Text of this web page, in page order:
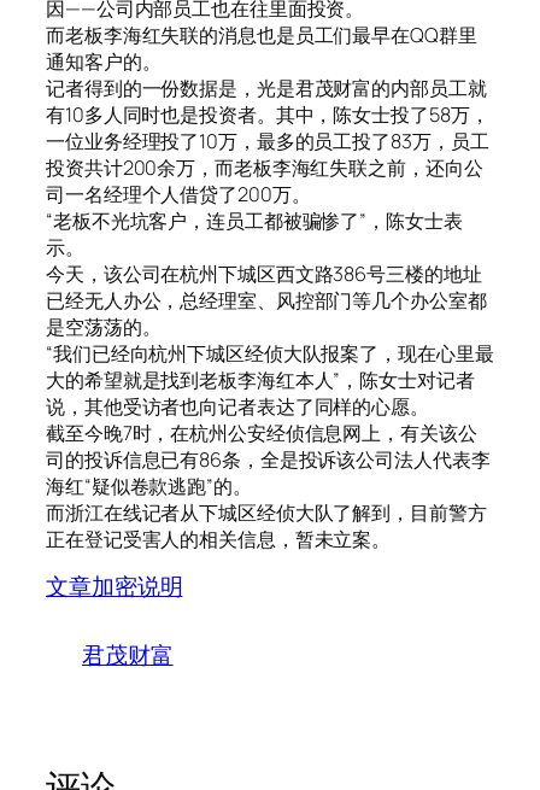
因——公司内部员工也在往里面投资。
而老板李海红失联的消息也是员工们最早在QQ群里
通知客户的。
记者得到的一份数据是，光是君茂财富的内部员工就
有10多人同时也是投资者。其中，陈女士投了58万，
一位业务经理投了10万，最多的员工投了83万，员工
投资共计200余万，而老板李海红失联之前，还向公
司一名经理个人借贷了200万。
“老板不光坑客户，连员工都被骗惨了”，陈女士表
示。
今天，该公司在杭州下城区西文路386号三楼的地址
已经无人办公，总经理室、风控部门等几个办公室都
是空荡荡的。
“我们已经向杭州下城区经侦大队报案了，现在心里最
大的希望就是找到老板李海红本人”，陈女士对记者
说，其他受访者也向记者表达了同样的心愿。
截至今晚7时，在杭州公安经侦信息网上，有关该公
司的投诉信息已有86条，全是投诉该公司法人代表李
海红“疑似卷款逃跑”的。
而浙江在线记者从下城区经侦大队了解到，目前警方
正在登记受害人的相关信息，暂未立案。
文章加密说明
君茂财富